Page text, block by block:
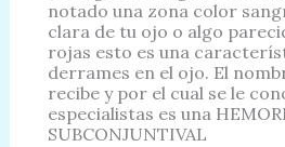
notado una zona color
clara de tu ojo o algo
rojas esto es una
derrames en el ojo. El
recibe y por el cual se le
especialistas es una
SUBCONJUNTIVAL